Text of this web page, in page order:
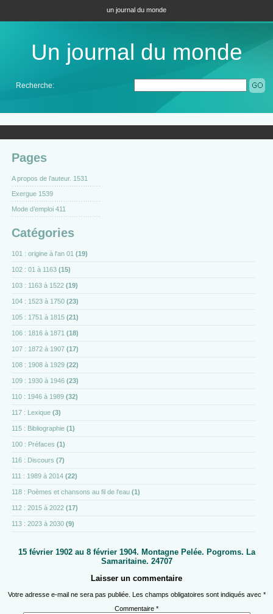
un journal du monde
Un journal du monde
Recherche:
Pages
A propos de l’auteur. 1531
Exergue 1539
Mode d’emploi 411
Catégories
101 : origine à l'an 01 (19)
102 : 01 à 1163 (15)
103 : 1163 à 1522 (19)
104 : 1523 à 1750 (23)
105 : 1751 à 1815 (21)
106 : 1816 à 1871 (18)
107 : 1872 à 1907 (17)
108 : 1908 à 1929 (22)
109 : 1930 à 1946 (23)
110 : 1946 à 1989 (32)
117 : Lexique (3)
115 : Bibliographie (1)
100 : Préfaces (1)
116 : Discours (7)
111 : 1989 à 2014 (22)
118 : Poèmes et chansons au fil de l'eau (1)
112 : 2015 à 2022 (17)
113 : 2023 à 2030 (9)
15 février 1902 au 8 février 1904. Montagne Pelée. Pogroms. La
Samaritaine. 24707
Laisser un commentaire
Votre adresse e-mail ne sera pas publiée. Les champs obligatoires sont indiqués avec *
Commentaire *